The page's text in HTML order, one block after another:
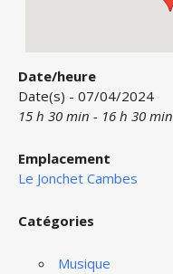
Date/heure
Date(s) - 07/04/2024
15 h 30 min - 16 h 30 min
Emplacement
Le Jonchet Cambes
Catégories
Musique